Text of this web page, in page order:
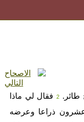
2فقال لي ماذا
ذراعا وعرضه